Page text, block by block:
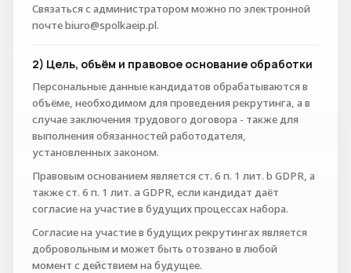
Связаться с администратором можно по электронной
почте biuro@spolkaeip.pl.
2) Цель, объём и правовое основание обработки
Персональные данные кандидатов обрабатываются в
объёме, необходимом для проведения рекрутинга, а в
случае заключения трудового договора - также для
выполнения обязанностей работодателя,
установленных законом.
Правовым основанием является ст. 6 п. 1 лит. b GDPR, а
также ст. 6 п. 1 лит. a GDPR, если кандидат даёт
согласие на участие в будущих процессах набора.
Согласие на участие в будущих рекрутингах является
добровольным и может быть отозвано в любой
момент с действием на будущее.